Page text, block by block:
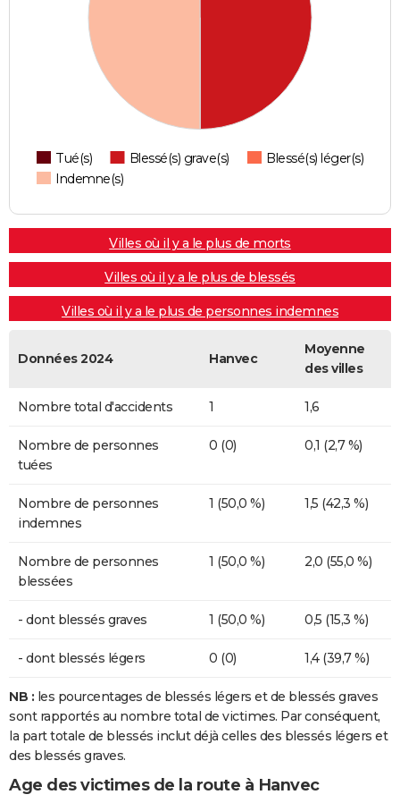
Tué(s) Blessé(s) grave(s)
Blessé(s) léger(s)
Indemne(s)
Villes où il y a le plus de morts
Villes où il y a le plus de blessés
Villes où il y a le plus de personnes indemnes
Données 2024 Hanvec
Moyenne
des villes
Nombre total d'accidents 1 1,6
Nombre de personnes
tuées
0 (0) 0,1 (2,7 %)
Nombre de personnes
indemnes
1 (50,0 %) 1,5 (42,3 %)
Nombre de personnes
blessées
1 (50,0 %) 2,0 (55,0 %)
- dont blessés graves 1 (50,0 %) 0,5 (15,3 %)
- dont blessés légers 0 (0) 1,4 (39,7 %)
NB : les pourcentages de blessés légers et de blessés graves
sont rapportés au nombre total de victimes. Par conséquent,
la part totale de blessés inclut déjà celles des blessés légers et
des blessés graves.
Age des victimes de la route à Hanvec